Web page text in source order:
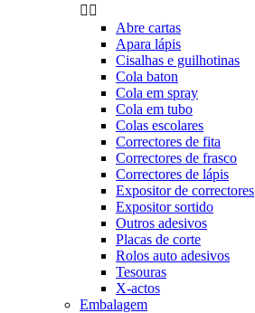
 
Abre cartas
Apara lápis
Cisalhas e guilhotinas
Cola baton
Cola em spray
Cola em tubo
Colas escolares
Correctores de fita
Correctores de frasco
Correctores de lápis
Expositor de correctores
Expositor sortido
Outros adesivos
Placas de corte
Rolos auto adesivos
Tesouras
X-actos
Embalagem